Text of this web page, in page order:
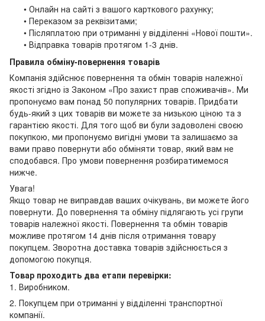
• Онлайн на сайті з вашого карткового рахунку;
• Переказом за реквізитами;
• Післяплатою при отриманні у відділенні «Нової пошти».
• Відправка товарів протягом 1-3 днів.
Правила обміну-повернення товарів
Компанія здійснює повернення та обмін товарів належної
якості згідно із Законом «Про захист прав споживачів». Ми
пропонуємо вам понад 50 популярних товарів. Придбати
будь-який з цих товарів ви можете за низькою ціною та з
гарантією якості. Для того щоб ви були задоволені своєю
покупкою, ми пропонуємо вигідні умови та залишаємо за
вами право повернути або обміняти товар, який вам не
сподобався. Про умови повернення розбиратимемося
нижче.
Увага!
Якщо товар не виправдав ваших очікувань, ви можете його
повернути. До повернення та обміну підлягають усі групи
товарів належної якості. Повернення та обмін товарів
можливе протягом 14 днів після отримання товару
покупцем. Зворотна доставка товарів здійснюється з
допомогою покупця.
Товар проходить два етапи перевірки:
1. Виробником.
2. Покупцем при отриманні у відділенні транспортної
компанії.